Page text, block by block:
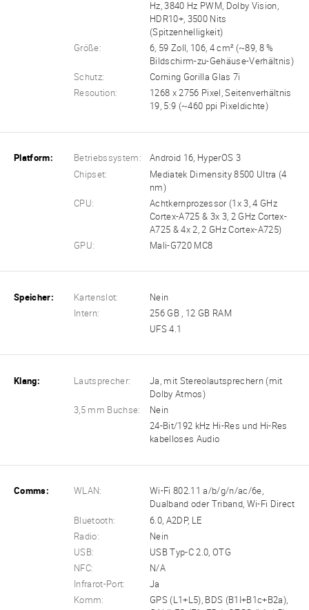
Hz, 3840 Hz PWM, Dolby Vision,
HDR10+, 3500 Nits
(Spitzenhelligkeit)
Größe:
6, 59 Zoll, 106, 4 cm² (~89, 8 %
Bildschirm-zu-Gehäuse-Verhältnis)
Schutz:
Corning Gorilla Glas 7i
Resoution:
1268 x 2756 Pixel, Seitenverhältnis
19, 5:9 (~460 ppi Pixeldichte)
Platform: Betriebssystem:
Android 16, HyperOS 3
Chipset:
Mediatek Dimensity 8500 Ultra (4
nm)
CPU:
Achtkernprozessor (1x 3, 4 GHz
Cortex-A725 & 3x 3, 2 GHz Cortex-
A725 & 4x 2, 2 GHz Cortex-A725)
GPU:
Mali-G720 MC8
Speicher: Kartenslot:
Nein
Intern:
256 GB , 12 GB RAM
UFS 4.1
Klang: Lautsprecher:
Ja, mit Stereolautsprechern (mit
Dolby Atmos)
3,5 mm Buchse:
Nein
24-Bit/192 kHz Hi-Res und Hi-Res
kabelloses Audio
Comms: WLAN:
Wi-Fi 802.11 a/b/g/n/ac/6e,
Dualband oder Triband, Wi-Fi Direct
Bluetooth:
6.0, A2DP, LE
Radio:
Nein
USB:
USB Typ-C 2.0, OTG
NFC:
N/A
Infrarot-Port:
Ja
Komm:
GPS (L1+L5), BDS (B1I+B1c+B2a),